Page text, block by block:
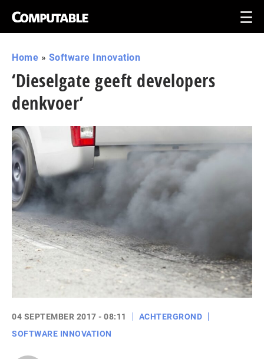
Home » Software Innovation
‘Dieselgate geeft developers
denkvoer’
04 SEPTEMBER 2017 - 08:11
ACHTERGROND
SOFTWARE INNOVATION